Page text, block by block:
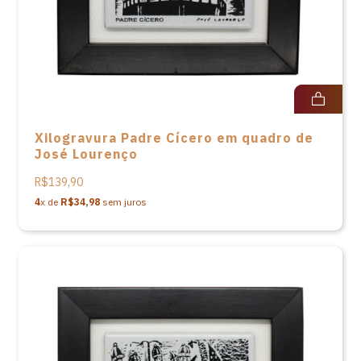
Xilogravura Padre Cícero em quadro de
José Lourenço
R$139,90
4x de R$34,98 sem juros